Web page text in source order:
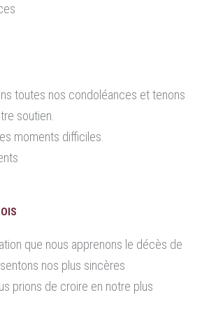
toutes nos condoléances et tenons
soutien.
moments difficiles.
que nous apprenons le décès de
nos plus sincères
prions de croire en notre plus